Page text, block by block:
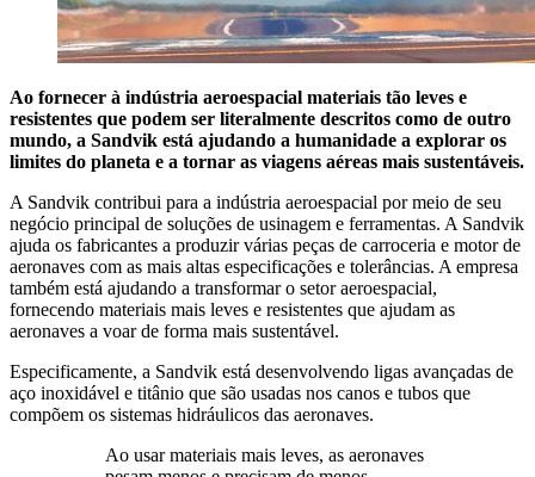
Ao fornecer à indústria aeroespacial materiais tão leves e
resistentes que podem ser literalmente descritos como de outro
mundo, a Sandvik está ajudando a humanidade a explorar os
limites do planeta e a tornar as viagens aéreas mais sustentáveis.
A Sandvik contribui para a indústria aeroespacial por meio de seu
negócio principal de soluções de usinagem e ferramentas. A Sandvik
ajuda os fabricantes a produzir várias peças de carroceria e motor de
aeronaves com as mais altas especificações e tolerâncias. A empresa
também está ajudando a transformar o setor aeroespacial,
fornecendo materiais mais leves e resistentes que ajudam as
aeronaves a voar de forma mais sustentável.
Especificamente, a Sandvik está desenvolvendo ligas avançadas de
aço inoxidável e titânio que são usadas nos canos e tubos que
compõem os sistemas hidráulicos das aeronaves.
Ao usar materiais mais leves, as aeronaves